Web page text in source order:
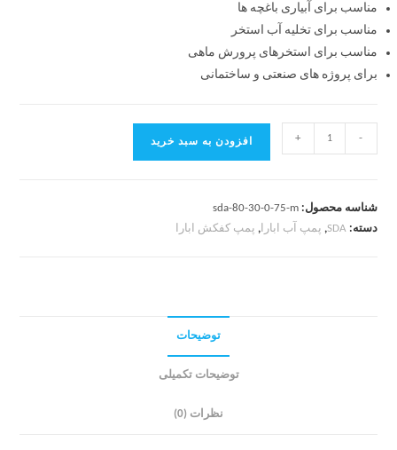
مناسب برای آبیاری باغچه ها
مناسب برای تخلیه آب استخر
مناسب برای استخرهای پرورش ماهی
برای پروژه های صنعتی و ساختمانی
-
+ افزودن به سبد خرید
شناسه محصول:sda-80-30-0-75-m
دسته:SDA
, پمپ آب ابارا, پمپ کفکش ابارا
توضیحات
توضیحات تکمیلی
نظرات (0)